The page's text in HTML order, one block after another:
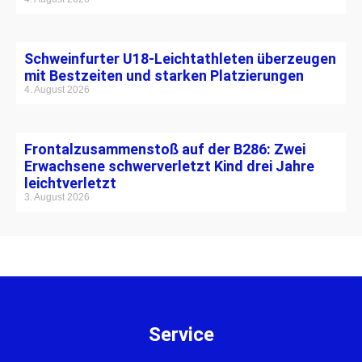
Schweinfurter U18-Leichtathleten überzeugen
mit Bestzeiten und starken Platzierungen
4. August 2026
Frontalzusammenstoß auf der B286: Zwei
Erwachsene schwerverletzt Kind drei Jahre
leichtverletzt
3. August 2026
Service